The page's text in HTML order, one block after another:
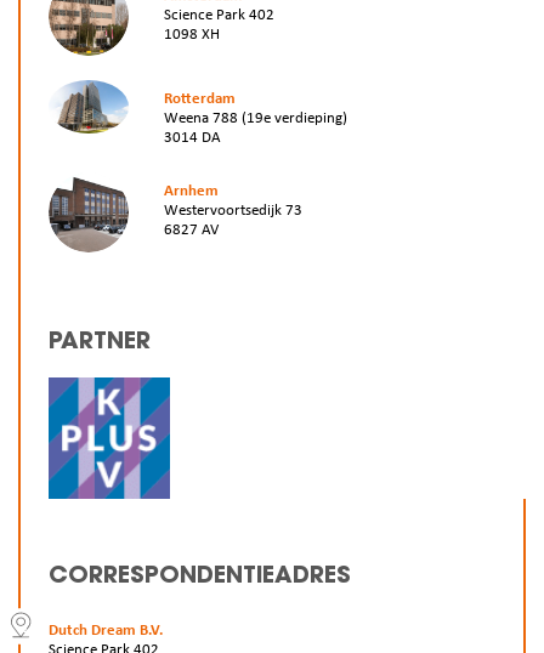
Science Park 402
1098 XH
Rotterdam
Weena 788 (19e verdieping)
3014 DA
Arnhem
Westervoortsedijk 73
6827 AV
PARTNER
CORRESPONDENTIEADRES
Dutch Dream B.V.